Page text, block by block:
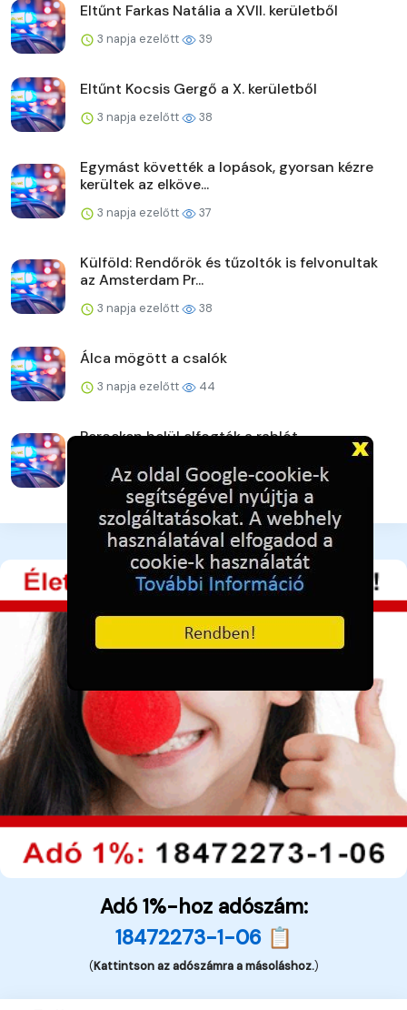
Eltűnt Farkas Natália a XVII. kerületből
3 napja ezelőtt 39
Eltűnt Kocsis Gergő a X. kerületből
3 napja ezelőtt 38
Egymást követték a lopások, gyorsan kézre
kerültek az elköve...
3 napja ezelőtt 37
Külföld: Rendőrök és tűzoltók is felvonultak
az Amsterdam Pr...
3 napja ezelőtt 38
Álca mögött a csalók
3 napja ezelőtt 44
Perceken belül elfogták a rablót
3 napja ezelőtt 41
Adó 1%-hoz adószám:
18472273-1-06 📋
(Kattintson az adószámra a másoláshoz.)